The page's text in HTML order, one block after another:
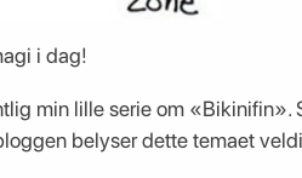
i dag!
min lille serie om
belyser dette temaet